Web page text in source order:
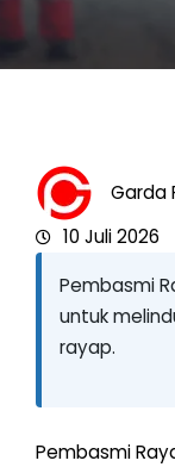
Garda
10 Juli 2026
Pembasmi
untuk
rayap.
Pembasmi